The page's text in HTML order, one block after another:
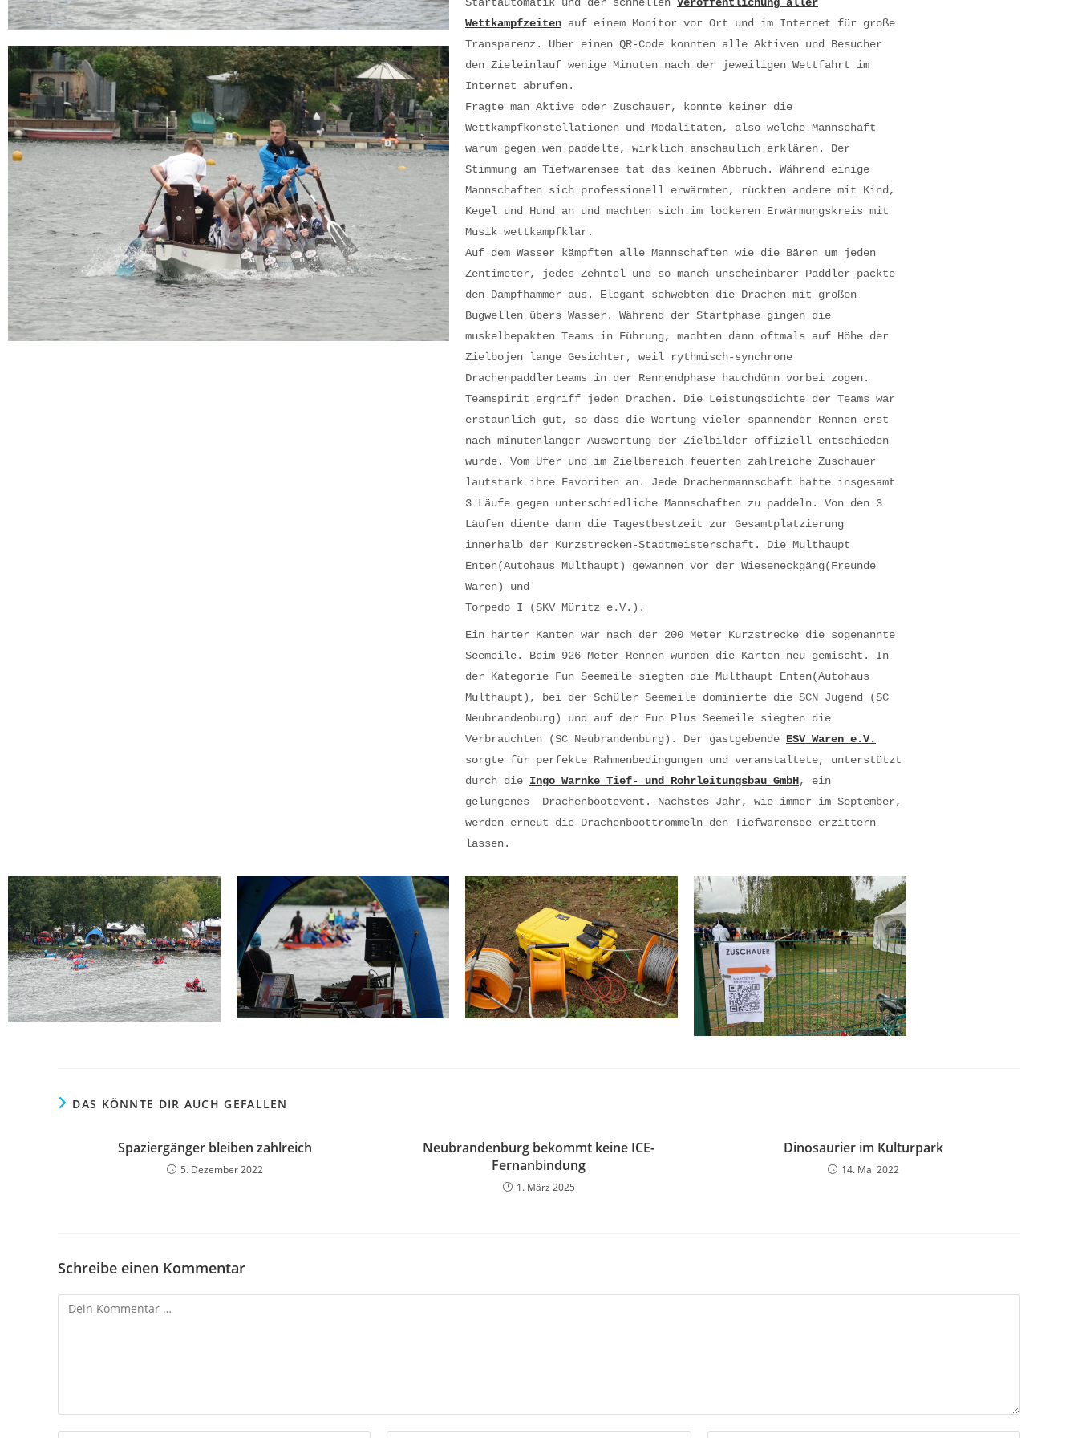
Startautomatik und der schnellen Veröffentlichung aller
Wettkampfzeiten auf einem Monitor vor Ort und im Internet für große
Transparenz. Über einen QR-Code konnten alle Aktiven und Besucher
den Zieleinlauf wenige Minuten nach der jeweiligen Wettfahrt im
Internet abrufen.
Fragte man Aktive oder Zuschauer, konnte keiner die
Wettkampfkonstellationen und Modalitäten, also welche Mannschaft
warum gegen wen paddelte, wirklich anschaulich erklären. Der
Stimmung am Tiefwarensee tat das keinen Abbruch. Während einige
Mannschaften sich professionell erwärmten, rückten andere mit Kind,
Kegel und Hund an und machten sich im lockeren Erwärmungskreis mit
Musik wettkampfklar.
Auf dem Wasser kämpften alle Mannschaften wie die Bären um jeden
Zentimeter, jedes Zehntel und so manch unscheinbarer Paddler packte
den Dampfhammer aus. Elegant schwebten die Drachen mit großen
Bugwellen übers Wasser. Während der Startphase gingen die
muskelbepakten Teams in Führung, machten dann oftmals auf Höhe der
Zielbojen lange Gesichter, weil rythmisch-synchrone
Drachenpaddlerteams in der Rennendphase hauchdünn vorbei zogen.
Teamspirit ergriff jeden Drachen. Die Leistungsdichte der Teams war
erstaunlich gut, so dass die Wertung vieler spannender Rennen erst
nach minutenlanger Auswertung der Zielbilder offiziell entschieden
wurde.
Vom Ufer und im Zielbereich feuerten zahlreiche Zuschauer
lautstark ihre Favoriten an. Jede Drachenmannschaft hatte insgesamt
3 Läufe gegen unterschiedliche Mannschaften zu paddeln. Von den 3
Läufen diente dann die Tagestbestzeit zur Gesamtplatzierung
innerhalb der Kurzstrecken-Stadtmeisterschaft. Die Multhaupt
Enten(Autohaus Multhaupt) gewannen vor der Wieseneckgäng(Freunde
Waren) und
Torpedo I (SKV Müritz e.V.).
Ein harter Kanten war nach der 200 Meter Kurzstrecke die sogenannte
Seemeile. Beim 926 Meter-Rennen wurden die Karten neu gemischt. In
der Kategorie Fun Seemeile siegten die Multhaupt Enten(Autohaus
Multhaupt), bei der Schüler Seemeile dominierte die SCN Jugend (SC
Neubrandenburg) und auf der Fun Plus Seemeile siegten die
Verbrauchten (SC Neubrandenburg).
Der gastgebende ESV Waren e.V.
sorgte für perfekte Rahmenbedingungen und veranstaltete, unterstützt
durch die Ingo Warnke Tief- und Rohrleitungsbau GmbH, ein
gelungenes Drachenbootevent. Nächstes Jahr, wie immer im September,
werden erneut die Drachenboottrommeln den Tiefwarensee erzittern
lassen.
DAS KÖNNTE DIR AUCH GEFALLEN
Spaziergänger bleiben zahlreich
5. Dezember 2022
Neubrandenburg bekommt keine ICE-
Fernanbindung
1. März 2025
Dinosaurier im Kulturpark
14. Mai 2022
Schreibe einen Kommentar